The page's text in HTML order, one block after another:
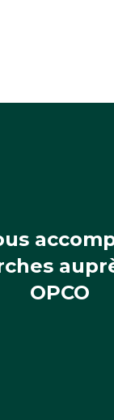
OPCO